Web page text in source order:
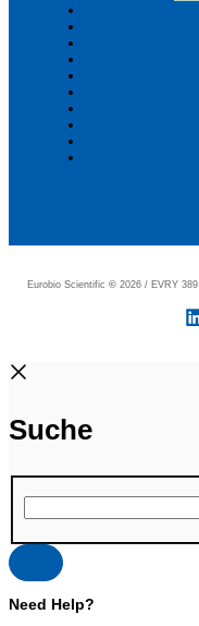
Eurobio Scientific© 2026 / EVRY
Suche
Need Help?